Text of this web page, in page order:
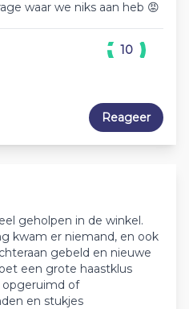
waar we niks aan heb 😡
10
Reageer
geholpen in de winkel.
kwam er niemand, en ook
gebeld en nieuwe
een grote haastklus
opgeruimd of
en stukjes